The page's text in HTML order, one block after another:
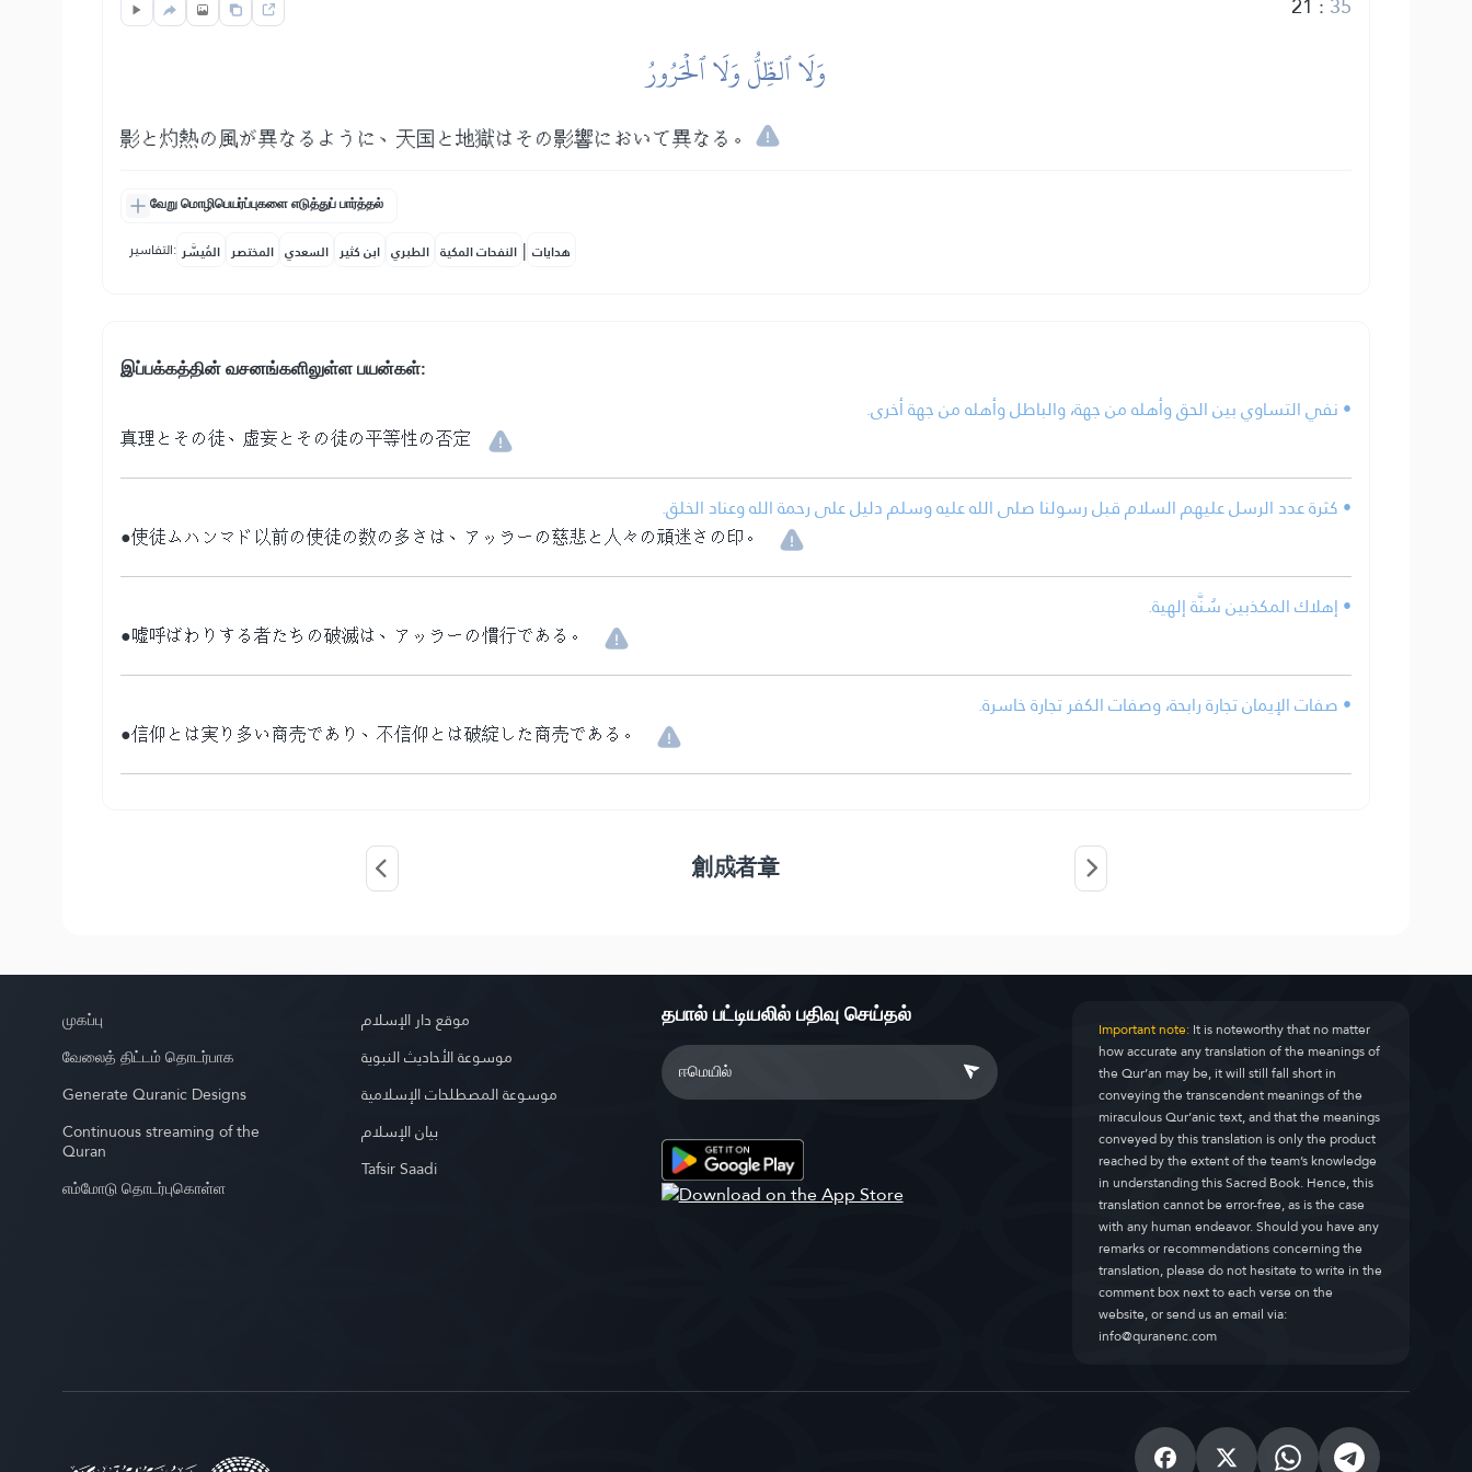
وَلَا ٱلظِّلُّ وَلَا ٱلۡحَرُورُ
影と灼熱の風が異なるように、天国と地獄はその影響において異なる。
வேறு மொழிபெயர்ப்புகளை எடுத்துப் பார்த்தல்
التفاسير: المُيسَّر المختصر السعدي ابن كثير الطبري النفحات المكية | هدايات
இப்பக்கத்தின் வசனங்களிலுள்ள பயன்கள்:
• نفي التساوي بين الحق وأهله من جهة، والباطل وأهله من جهة أخرى.
真理とその徒、虚妄とその徒の平等性の否定
• كثرة عدد الرسل عليهم السلام قبل رسولنا صلى الله عليه وسلم دليل على رحمة الله وعناد الخلق.
●使徒ムハンマド以前の使徒の数の多さは、アッラーの慈悲と人々の頑迷さの印。
• إهلاك المكذبين سُنَّة إلهية.
●嘘呼ばわりする者たちの破滅は、アッラーの慣行である。
• صفات الإيمان تجارة رابحة، وصفات الكفر تجارة خاسرة.
●信仰とは実り多い商売であり、不信仰とは破綻した商売である。
創成者章
முகப்பு
வேலைத் திட்டம் தொடர்பாக
Generate Quranic Designs
Continuous streaming of the
Quran
எம்மோடு தொடர்புகொள்ள
موقع دار الإسلام
موسوعة الأحاديث النبوية
موسوعة المصطلحات الإسلامية
بيان الإسلام
Tafsir Saadi
தபால் பட்டியலில் பதிவு செய்தல் Important note:It is noteworthy that no matter
how accurate any translation of the meanings of
the Qur’an may be, it will still fall short in
conveying the transcendent meanings of the
miraculous Qur’anic text, and that the meanings
conveyed by this translation is only the product
reached by the extent of the team’s knowledge
in understanding this Sacred Book. Hence, this
translation cannot be error-free, as is the case
with any human endeavor. Should you have any
remarks or recommendations concerning the
translation, please do not hesitate to write in the
comment box next to each verse on the
website, or send us an email via:
info@quranenc.com